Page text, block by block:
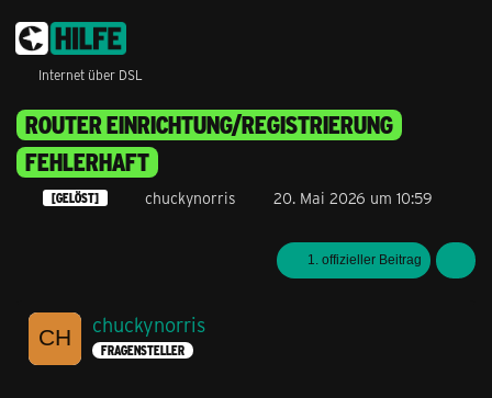
Internet über DSL
ROUTER EINRICHTUNG/REGISTRIERUNG
FEHLERHAFT
[GELÖST] chuckynorris 20. Mai 2026 um 10:59
1. offizieller Beitrag
chuckynorris
FRAGENSTELLER